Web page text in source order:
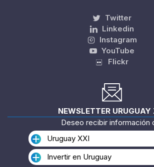
Twitter
Linkedin
Instagram
YouTube
Flickr
NEWSLETTER URUGUAY
Deseo recibir información
Uruguay XXI
Invertir en Uruguay